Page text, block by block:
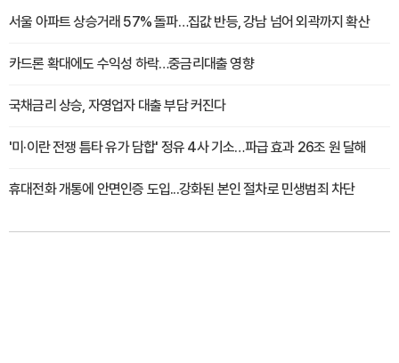
서울 아파트 상승거래 57% 돌파…집값 반등, 강남 넘어 외곽까지 확산
카드론 확대에도 수익성 하락…중금리대출 영향
국채금리 상승, 자영업자 대출 부담 커진다
'미·이란 전쟁 틈타 유가 담합' 정유 4사 기소…파급 효과 26조 원 달해
휴대전화 개통에 안면인증 도입...강화된 본인 절차로 민생범죄 차단